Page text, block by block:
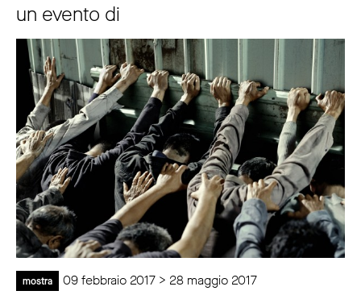
un evento di
mostra 09 febbraio 2017 > 28 maggio 2017